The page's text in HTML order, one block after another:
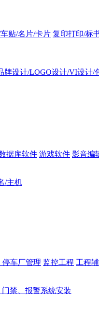
贴/名片/卡片 复印打印/标
牌设计/LOGO设计/VI设计/
据库软件 游戏软件 影音编
/主机
停车厂管理 监控工程 工程
禁、报警系统安装